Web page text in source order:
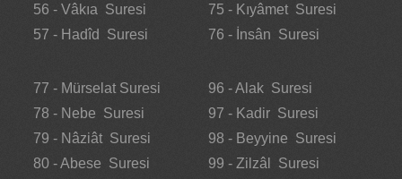
56 - Vâkıa Suresi
57 - Hadîd Suresi
75 - Kıyâmet Suresi
76 - İnsân Suresi
77 - Mürselat Suresi
78 - Nebe Suresi
79 - Nâziât Suresi
80 - Abese Suresi
96 - Alak Suresi
97 - Kadir Suresi
98 - Beyyine Suresi
99 - Zilzâl Suresi